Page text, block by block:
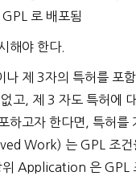
GPL 로 배포됨
해야 한다.
나 제 3자의 특허를 포
고, 제 3 자도 특허에
하고자 한다면, 특허를
Work) 는 GPL 조건
위 Application 은 GPL